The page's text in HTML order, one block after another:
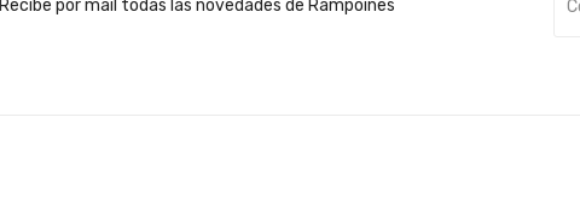
Recibe por mail todas las novedades de Rampoines